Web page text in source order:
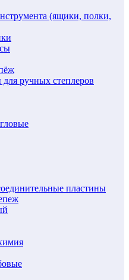
(ящики, полки,
ручных степлеров
пластины